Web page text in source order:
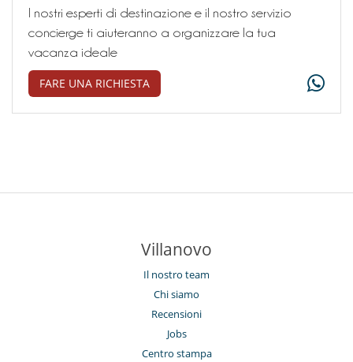
I nostri esperti di destinazione e il nostro servizio
concierge ti aiuteranno a organizzare la tua
vacanza ideale
FARE UNA RICHIESTA
Villanovo
Il nostro team
Chi siamo
Recensioni
Jobs
Centro stampa